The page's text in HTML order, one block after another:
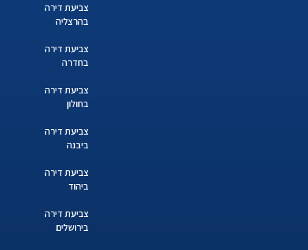
צביעת דירה
בהרצליה
צביעת דירה
בחדרה
צביעת דירה
בחולון
צביעת דירה
ביבנה
צביעת דירה
ביהוד
צביעת דירה
בירושלים